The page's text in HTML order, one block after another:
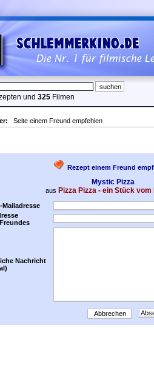
und 325 Filmen
Seite einem Freund empfehlen
Rezept einem Freund
Mystic Pizza
aus Pizza Pizza - ein Stück
Mailadresse
Nachricht
Abbrechen